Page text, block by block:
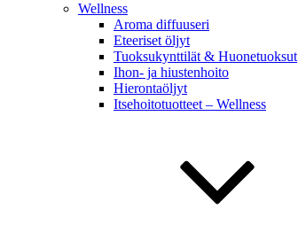
Wellness
Aroma diffuuseri
Eteeriset öljyt
Tuoksukynttilät & Huonetuoksut
Ihon- ja hiustenhoito
Hierontaöljyt
Itsehoitotuotteet – Wellness